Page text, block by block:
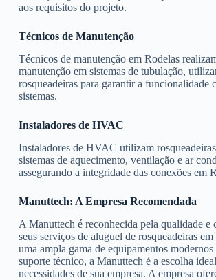
aos requisitos do projeto.
Técnicos de Manutenção
Técnicos de manutenção em Rodelas
manutenção em sistemas de tubulação,
rosqueadeiras para garantir a funcionalidade
sistemas.
Instaladores de HVAC
Instaladores de HVAC utilizam
sistemas de aquecimento, ventilação e ar
assegurando a integridade das conexões em
Manuttech: A Empresa Recomendada
A Manuttech é reconhecida pela qualidade e
seus serviços de aluguel de rosqueadeiras
uma ampla gama de equipamentos
suporte técnico, a Manuttech é a escolha
necessidades de sua empresa. A empresa